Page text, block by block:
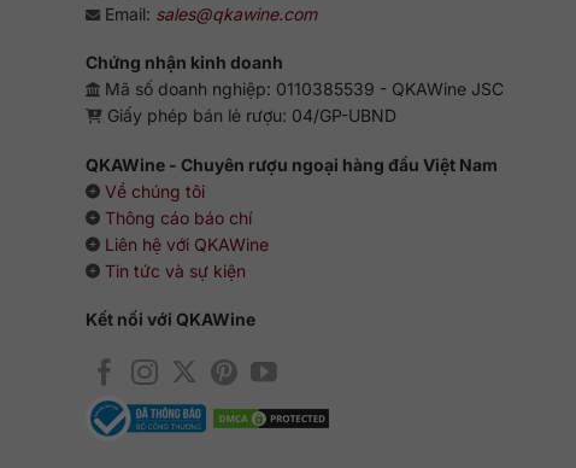
Email: sales@qkawine.com
Chứng nhận kinh doanh
Mã số doanh nghiệp: 0110385539 - QKAWine JSC
Giấy phép bán lẻ rượu: 04/GP-UBND
QKAWine - Chuyên rượu ngoại hàng đầu Việt Nam
Về chúng tôi
Thông cáo báo chí
Liên hệ với QKAWine
Tin tức và sự kiện
Kết nối với QKAWine